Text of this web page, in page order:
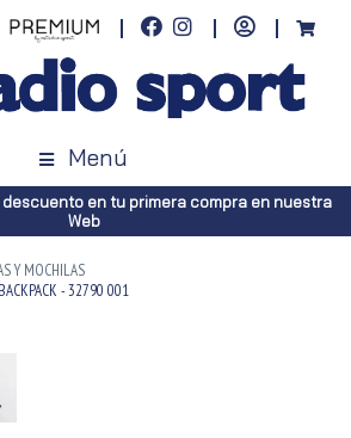
Menú
descuento en tu primera compra en nuestra
Web
Y MOCHILAS
- 32790 001